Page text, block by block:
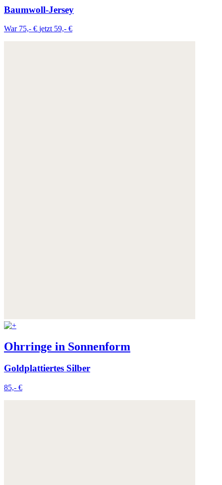
Baumwoll-Jersey
War 75,- € jetzt 59,- €
Ohrringe in Sonnenform
Goldplattiertes Silber
85,- €